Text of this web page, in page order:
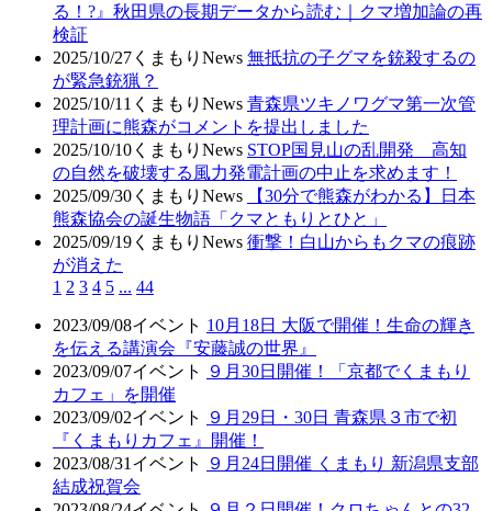
る！?』秋田県の長期データから読む｜クマ増加論の再
検証
2025/10/27 くまもりNews 無抵抗の子グマを銃殺するの
が緊急銃猟？
2025/10/11 くまもりNews 青森県ツキノワグマ第一次管
理計画に熊森がコメントを提出しました
2025/10/10 くまもりNews STOP国見山の乱開発 高知
の自然を破壊する風力発電計画の中止を求めます！
2025/09/30 くまもりNews
【30分で熊森がわかる】日本
熊森協会の誕生物語「クマともりとひと」
2025/09/19 くまもりNews 衝撃！白山からもクマの痕跡
が消えた
1 2 3 4 5 ... 44
2023/09/08イベント 10月18日 大阪で開催！生命の輝き
を伝える講演会『安藤誠の世界』
2023/09/07イベント
９月30日開催！「京都でくまもり
カフェ」を開催
2023/09/02イベント
９月29日・30日 青森県３市で初
『くまもりカフェ』開催！
2023/08/31 イベント
９月24日開催 くまもり 新潟県支部
結成祝賀会